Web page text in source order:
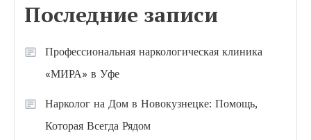
Последние записи
Профессиональная наркологическая клиника
«МИРА» в Уфе
Нарколог на Дом в Новокузнецке: Помощь,
Которая Всегда Рядом